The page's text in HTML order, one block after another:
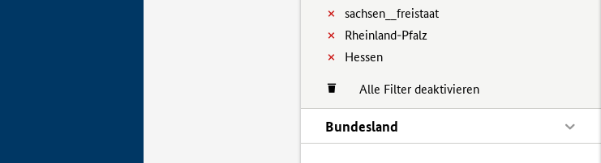
sachsen__freistaat
Rheinland-Pfalz
Hessen
Alle Filter deaktivieren
Bundesland